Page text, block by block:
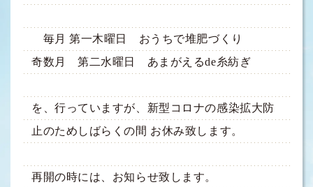
毎月 第一木曜日 おうちで堆肥づくり
奇数月 第二水曜日 あまがえるde糸紡ぎ
を、行っていますが、新型コロナの感染拡大防
止のためしばらくの間 お休み致します。
再開の時には、お知らせ致します。